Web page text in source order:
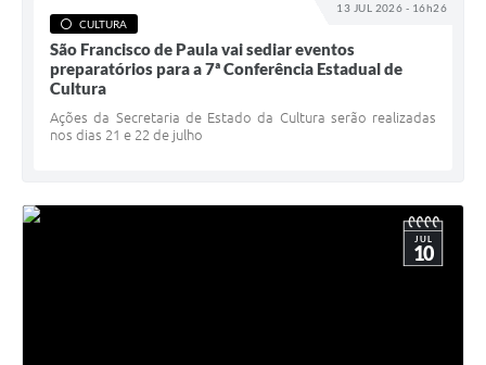
13 JUL 2026 - 16h26
CULTURA
São Francisco de Paula vai sediar eventos
preparatórios para a 7ª Conferência Estadual de
Cultura
Ações da Secretaria de Estado da Cultura serão realizadas
nos dias 21 e 22 de julho
JUL
10